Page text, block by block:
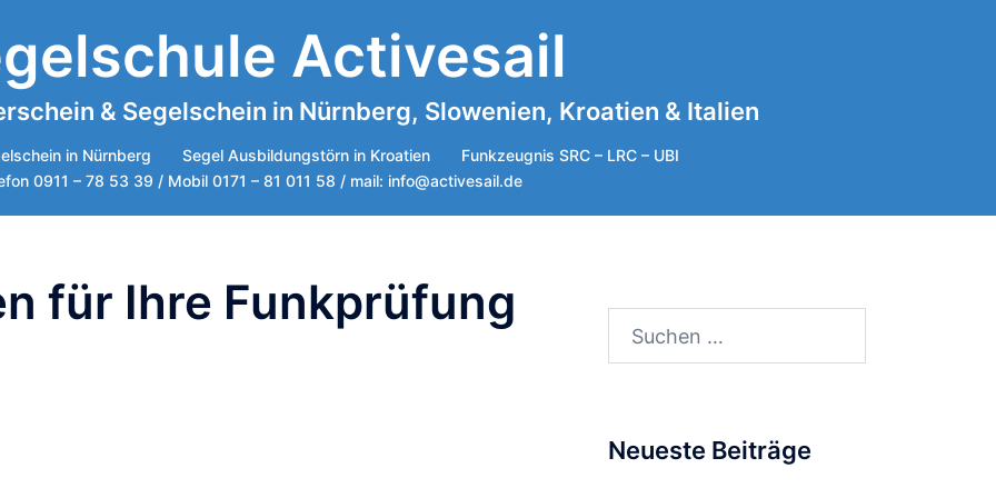
Activesail
& Segelschein in Nürnberg, Slowenien, Kroatien & Italien
in Nürnberg Segel Ausbildungstörn in Kroatien
Funkzeugnis SRC – LRC – UBI
0911 – 78 53 39 / Mobil 0171 – 81 011 58 / mail: info@activesail.de
für Ihre Funkprüfung
Suchen
nach:
Neueste Beiträge